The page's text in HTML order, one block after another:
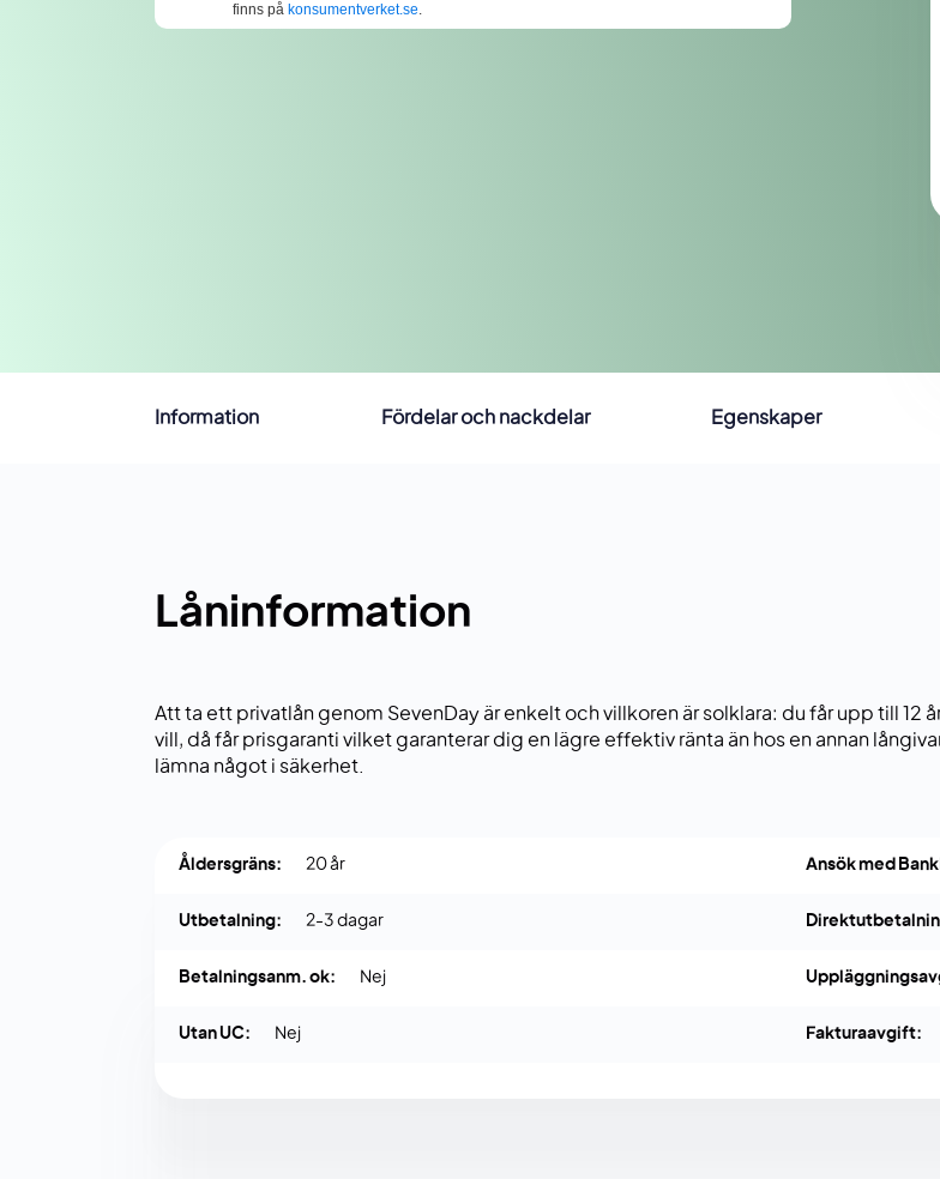
finns på konsumentverket.se.
Information Fördelar och nackdelar Egenskaper
Låninformation
Att ta ett privatlån genom SevenDay är enkelt och villkoren är solklara: du får upp till
vill, då får prisgaranti vilket garanterar dig en lägre effektiv ränta än hos en annan
lämna något i säkerhet.
Åldersgräns: 20 år Ansök med
Utbetalning: 2-3 dagar
Betalningsanm. ok: Nej
Utan UC: Nej Fakturaavgift: